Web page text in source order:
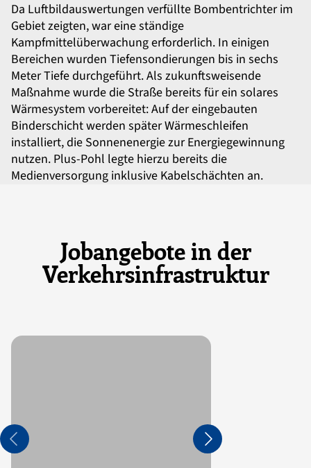
Da Luftbildauswertungen verfüllte Bombentrichter im
Gebiet zeigten, war eine ständige
Kampfmittelüberwachung erforderlich. In einigen
Bereichen wurden Tiefensondierungen bis in sechs
Meter Tiefe durchgeführt. Als zukunftsweisende
Maßnahme wurde die Straße bereits für ein solares
Wärmesystem vorbereitet: Auf der eingebauten
Binderschicht werden später Wärmeschleifen
installiert, die Sonnenenergie zur Energiegewinnung
nutzen. Plus-Pohl legte hierzu bereits die
Medienversorgung inklusive Kabelschächten an.
Jobangebote in der
Verkehrsinfrastruktur